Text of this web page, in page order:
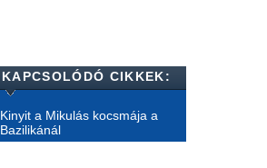
KAPCSOLÓDÓ CIKKEK:
Kinyit a Mikulás kocsmája a
Bazilikánál